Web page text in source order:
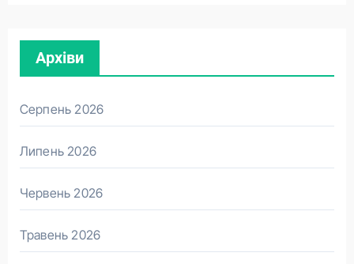
Архіви
Серпень 2026
Липень 2026
Червень 2026
Травень 2026